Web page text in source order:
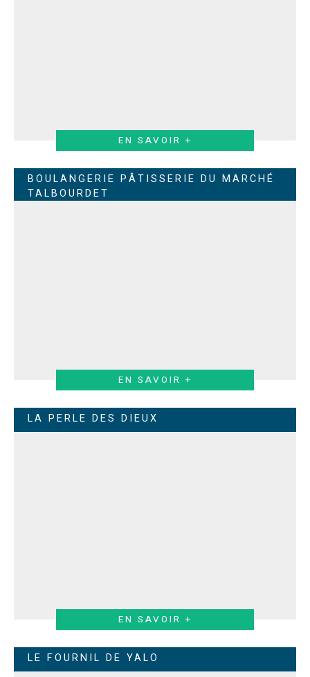
EN SAVOIR +
BOULANGERIE PÂTISSERIE DU MARCHÉ
TALBOURDET
EN SAVOIR +
LA PERLE DES DIEUX
EN SAVOIR +
LE FOURNIL DE YALO